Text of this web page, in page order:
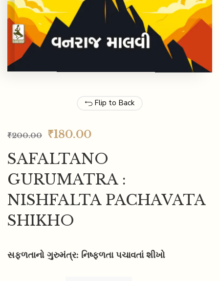
Flip to Back
₹200.00 ₹180.00
SAFALTANO
GURUMATRA :
NISHFALTA PACHAVATA
SHIKHO
સફળતાનો ગુરુમંત્ર: નિષ્ફળતા પચાવતાં શીખો